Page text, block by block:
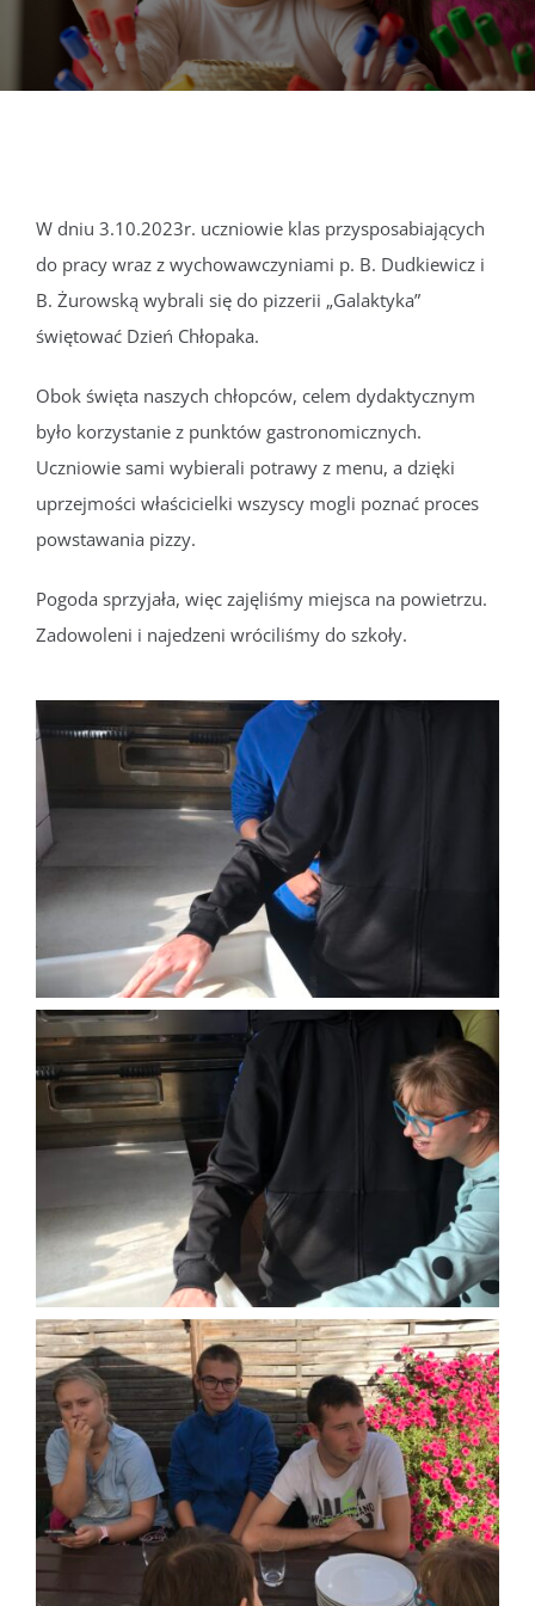
DOKUMENTY
PROJEKTY
WYKUS
KONTAKT
W dniu 3.10.2023r. uczniowie klas przysposabiających
do pracy wraz z wychowawczyniami p. B. Dudkiewicz i
B. Żurowską wybrali się do pizzerii „Galaktyka”
świętować Dzień Chłopaka.
Obok święta naszych chłopców, celem dydaktycznym
było korzystanie z punktów gastronomicznych.
Uczniowie sami wybierali potrawy z menu, a dzięki
uprzejmości właścicielki wszyscy mogli poznać proces
powstawania pizzy.
Pogoda sprzyjała, więc zajęliśmy miejsca na powietrzu.
Zadowoleni i najedzeni wróciliśmy do szkoły.